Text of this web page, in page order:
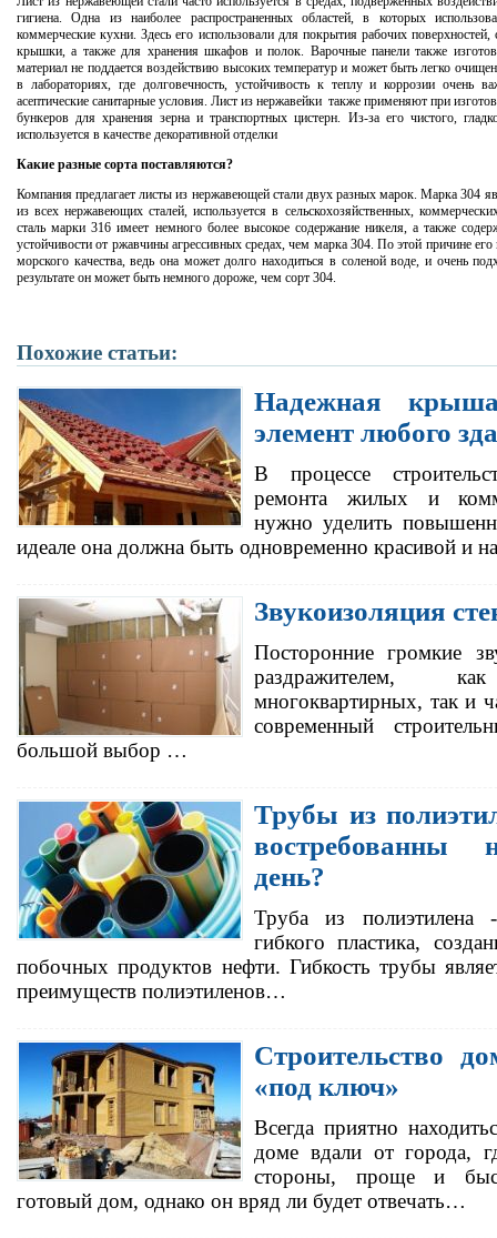
гигиена. Одна из наиболее распространенных областей, в которых
коммерческие кухни. Здесь его использовали для покрытия рабочих
крышки, а также для хранения шкафов и полок. Варочные панели также
материал не поддается воздействию высоких температур и может быть легко
в лабораториях, где долговечность, устойчивость к теплу и коррозии очень
асептические санитарные условия. Лист из нержавейки также применяют при
бункеров для хранения зерна и транспортных цистерн. Из-за его чистого,
используется в качестве декоративной отделки
Какие разные сорта поставляются?
Компания предлагает листы из нержавеющей стали двух разных марок. Марка 304
из всех нержавеющих сталей, используется в сельскохозяйственных,
сталь марки 316 имеет немного более высокое содержание никеля, а также
устойчивости от ржавчины агрессивных средах, чем марка 304. По этой причине
морского качества, ведь она может долго находиться в соленой воде, и очень
результате он может быть немного дороже, чем сорт 304.
Похожие статьи:
Надежная
элемент любого
В процессе
ремонта жилых и
нужно уделить
идеале она должна быть одновременно красивой и
Звукоизоляция
Посторонние громкие
раздражителем,
многоквартирных, так и
современный
большой выбор …
Трубы из
востребованны
день?
Труба из полиэтилена
гибкого пластика,
побочных продуктов нефти. Гибкость трубы
преимуществ полиэтиленов…
Строительство
«под ключ»
Всегда приятно
доме вдали от города,
стороны, проще и
готовый дом, однако он вряд ли будет отвечать…